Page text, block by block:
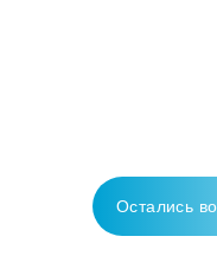
Остались